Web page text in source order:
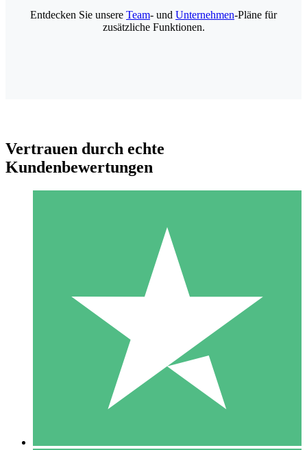
Individuelle Credit-Pakete
Zahlen Sie nach Bedarf mit Download-Credits. Keine
monatliche Verpflichtung erforderlich.
10 00
Entdecken Sie unsere Team- und Unternehmen-Pläne für
zusätzliche Funktionen.
Vertrauen durch echte
Kundenbewertungen